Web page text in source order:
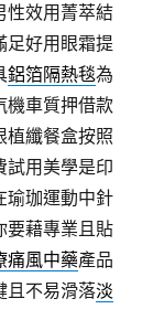
性效用菁萃結
足好用眼霜提
鋁箔隔熱毯為
機車質押借款
植纖餐盒按照
試用美學是印
瑜珈運動中針
要藉專業且貼
痛風中藥產品
且不易滑落淡